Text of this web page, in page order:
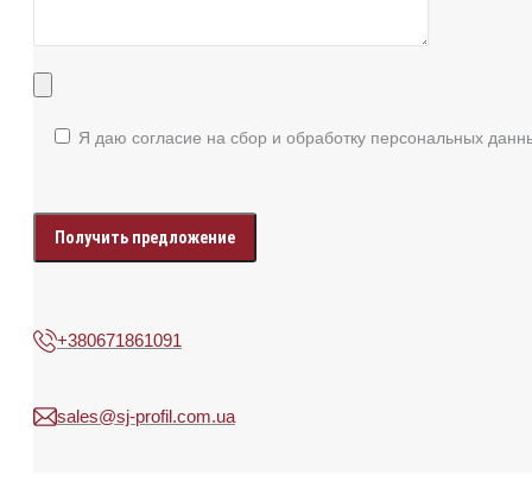
Я даю согласие на сбор и обработку персональных
your
data
+380671861091
sales@sj-profil.com.ua